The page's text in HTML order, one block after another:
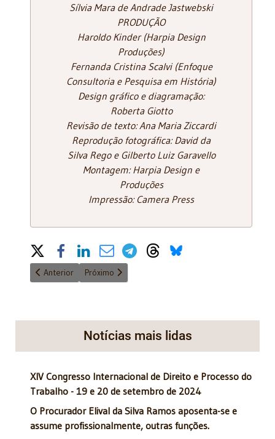
Sílvia Mara de Andrade Jastwebski
PRODUÇÃO
Haroldo Kinder (Harpia Design
Produções)
Fernanda Cristina Scalvi (Enfoque
Consultoria e Pesquisa em História)
Design gráfico e diagramação:
Roberta Giotto
Revisão de texto: Ana Maria Ziccardi
Reprodução fotográfica: David da
Silva Rego e Gilberto Luiz Garavello
Montagem: Harpia Design e
Produções
Impressão: Camera Press
Share on Social Media
Artigo anterior: Domingos Sávio Zainaghi lança livro - 01/12/23
Anterior Próximo artigo: HOMENAGEM AO JURISTA KIYOSHI
Próximo
Notícias mais lidas
XIV Congresso Internacional de Direito e Processo do
Trabalho - 19 e 20 de setembro de 2024
O Procurador Elival da Silva Ramos aposenta-se e
assume profissionalmente, outras funções.